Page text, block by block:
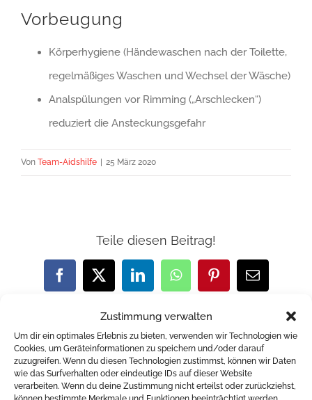
Zustimmung verwalten
Um dir ein optimales Erlebnis zu bieten, verwenden wir Technologien wie
Cookies, um Geräteinformationen zu speichern und/oder darauf
zuzugreifen. Wenn du diesen Technologien zustimmst, können wir Daten
wie das Surfverhalten oder eindeutige IDs auf dieser Website
verarbeiten. Wenn du deine Zustimmung nicht erteilst oder zurückziehst,
Vorbeugung
Körperhygiene (Händewaschen nach der Toilette,
regelmäßiges Waschen und Wechsel der Wäsche)
Analspülungen vor Rimming („Arschlecken“)
reduziert die Ansteckungsgefahr
Von Team-Aidshilfe | 25 März 2020
Teile diesen Beitrag!
Facebook
X LinkedInWhatsAppPinterest
E-
Mail